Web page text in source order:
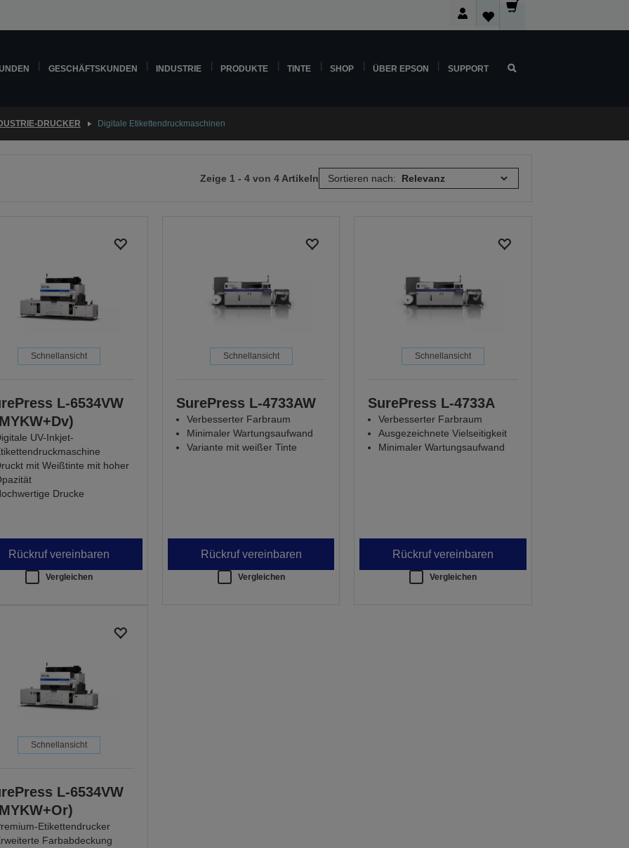
GESCHÄFTSKUNDEN INDUSTRIE PRODUKTE TINTE SHOP ÜBER EPSON SUPPORT
DRUCKER Digitale Etikettendruckmaschinen
Zeige 1 - 4 von 4 Artikeln Sortieren nach:
Schnellansicht
L-6534VW
UV-Inkjet-
mit Weißtinte mit hoher
Drucke
Rückruf vereinbaren
Vergleichen
Schnellansicht
SurePress L-4733AW
Verbesserter Farbraum
Minimaler Wartungsaufwand
Variante mit weißer Tinte
Rückruf vereinbaren
Vergleichen
Schnellansicht
SurePress L-4733A
Verbesserter Farbraum
Ausgezeichnete Vielseitigkeit
Minimaler Wartungsaufwand
Rückruf vereinbaren
Vergleichen
Schnellansicht
L-6534VW
Etikettendrucker
Farbabdeckung